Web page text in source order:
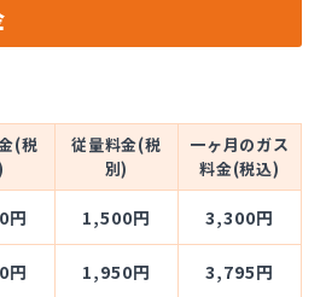
(税
従量料金(税
別)
一ヶ月のガス
料金(税込)
円 1,500円 3,300円
円 1,950円 3,795円